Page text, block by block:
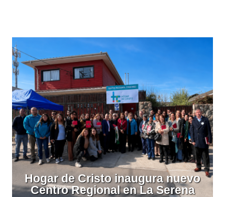
Hogar de Cristo inaugura nuevo
Centro Regional en La Serena